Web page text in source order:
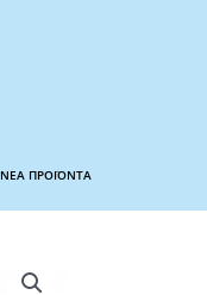
ΝΕΑ ΠΡΟΪΟΝΤΑ